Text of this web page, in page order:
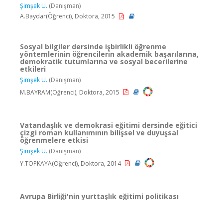
Şimşek U. (Danışman)
A.Baydar(Öğrenci), Doktora, 2015
Sosyal bilgiler dersinde işbirlikli öğrenme
yöntemlerinin öğrencilerin akademik başarılarına,
demokratik tutumlarına ve sosyal becerilerine
etkileri
Şimşek U. (Danışman)
M.BAYRAM(Öğrenci), Doktora, 2015
Vatandaşlık ve demokrasi eğitimi dersinde eğitici
çizgi roman kullanımının bilişsel ve duyuşsal
öğrenmelere etkisi
Şimşek U. (Danışman)
Y.TOPKAYA(Öğrenci), Doktora, 2014
Avrupa Birliği'nin yurttaşlık eğitimi politikası